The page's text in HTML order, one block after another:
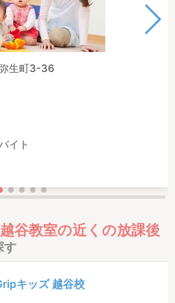
生町3-36
イト
谷教室の近くの放課後
す
キッズ 越谷校